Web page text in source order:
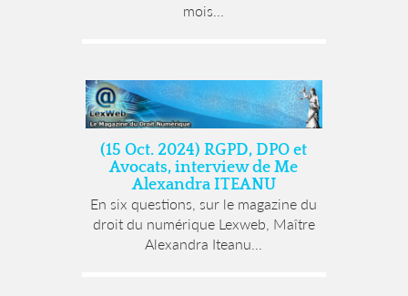
mois...
(15 Oct. 2024) RGPD, DPO et
Avocats, interview de Me
Alexandra ITEANU
En six questions, sur le magazine du
droit du numérique Lexweb, Maître
Alexandra Iteanu...